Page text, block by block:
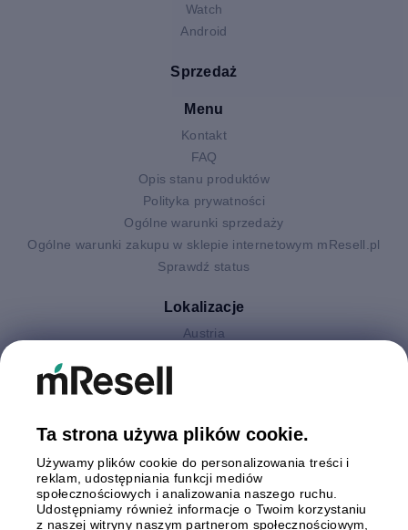
Watch
Android
Sprzedaż
Menu
Kontakt
FAQ
Opis stanu produktów
Polityka prywatności
Ogólne warunki sprzedaży
Ogólne warunki zakupu w sklepie internetowym mResell.pl
Sprawdź status
Lokalizacje
Austria
Polska
Szwecja
Wielka Brytania
Włochy
Ta strona używa plików cookie.
Używamy plików cookie do personalizowania treści i
reklam, udostępniania funkcji mediów
społecznościowych i analizowania naszego ruchu.
Udostępniamy również informacje o Twoim korzystaniu
z naszej witryny naszym partnerom społecznościowym,